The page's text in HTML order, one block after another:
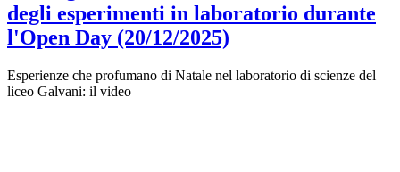
degli esperimenti in laboratorio durante
l'Open Day (20/12/2025)
Esperienze che profumano di Natale nel laboratorio di scienze del
liceo Galvani: il video